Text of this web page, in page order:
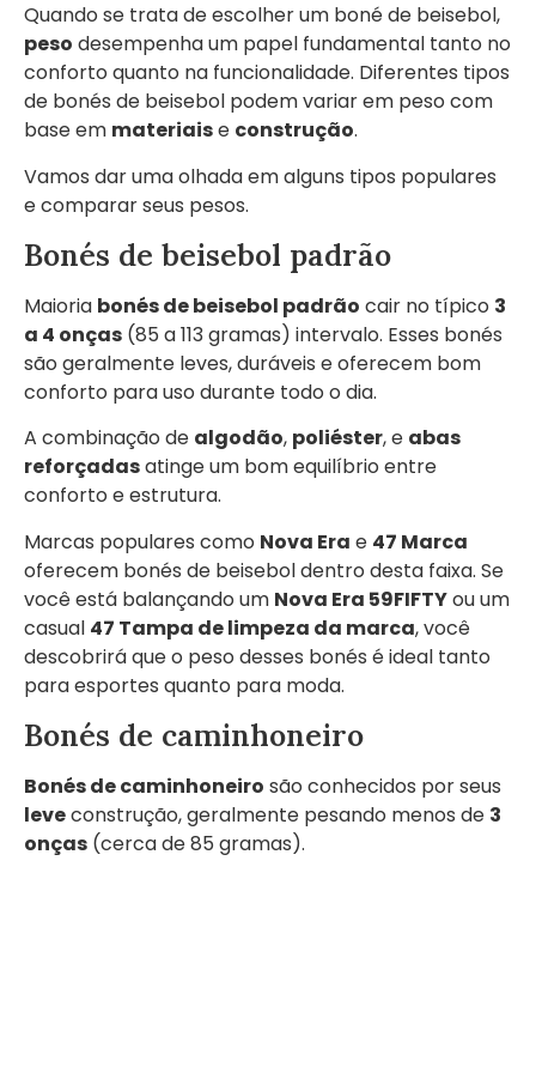
Quando se trata de escolher um boné de beisebol,
peso desempenha um papel fundamental tanto no
conforto quanto na funcionalidade. Diferentes tipos
de bonés de beisebol podem variar em peso com
base em materiaise construção.
Vamos dar uma olhada em alguns tipos populares
e comparar seus pesos.
Bonés de beisebol padrão
Maioria bonés de beisebol padrão cair no típico 3
a 4 onças (85 a 113 gramas) intervalo. Esses bonés
são geralmente leves, duráveis e oferecem bom
conforto para uso durante todo o dia.
A combinação de algodão, poliéster, e abas
reforçadasatinge um bom equilíbrio entre
conforto e estrutura.
Marcas populares como Nova Era e 47 Marca
oferecem bonés de beisebol dentro desta faixa. Se
você está balançando um Nova Era 59FIFTYou um
casual 47 Tampa de limpeza da marca, você
descobrirá que o peso desses bonés é ideal tanto
para esportes quanto para moda.
Bonés de caminhoneiro
Bonés de caminhoneiro são conhecidos por seus
leveconstrução, geralmente pesando menos de 3
onças (cerca de 85 gramas).